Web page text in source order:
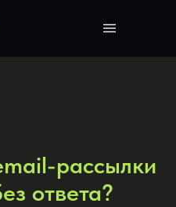
рассылки
ответа?